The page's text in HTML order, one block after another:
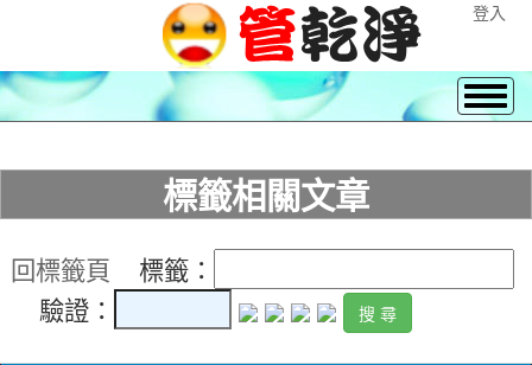
登入
標籤相關文章
回標籤頁 標籤：
驗證：